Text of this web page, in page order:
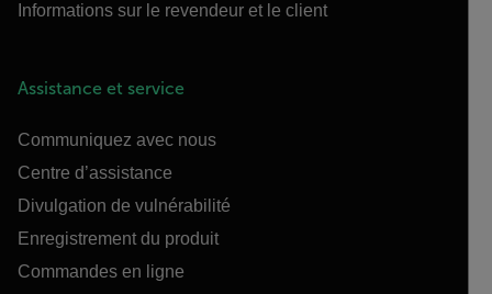
Informations sur le revendeur et le client
Assistance et service
Communiquez avec nous
Centre d’assistance
Divulgation de vulnérabilité
Enregistrement du produit
Commandes en ligne